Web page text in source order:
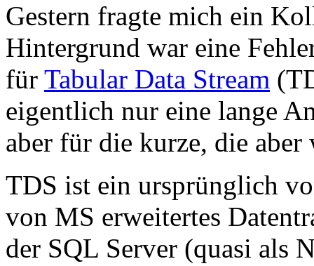
Gestern fragte mich ein
Hintergrund war eine
für Tabular Data Stream
eigentlich nur eine lange
aber für die kurze, die
TDS ist ein ursprünglich
von MS erweitertes
der SQL Server (quasi als